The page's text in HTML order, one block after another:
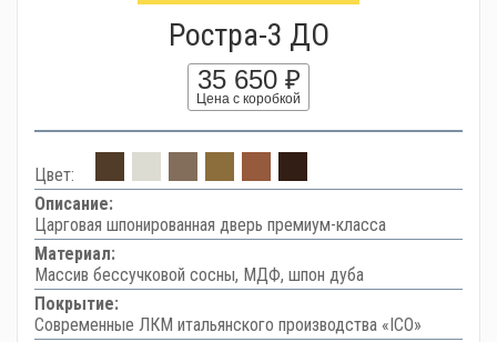
Ростра-3 ДО
35 650 ₽
Цена с коробкой
Цвет:
Описание:
Царговая шпонированная дверь премиум-класса
Материал:
Массив бессучковой сосны, МДФ, шпон дуба
Покрытие:
Современные ЛКМ итальянского производства «ICO»